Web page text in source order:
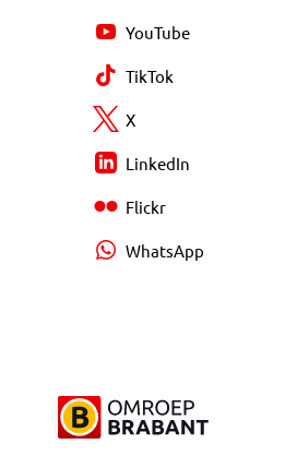
YouTube
TikTok
X
LinkedIn
Flickr
WhatsApp